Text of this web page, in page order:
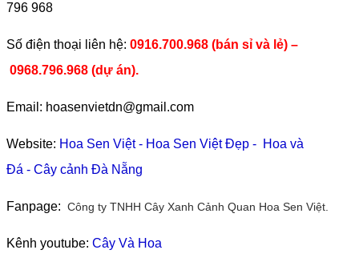
796 968
​Số điện thoại liên hệ: 0916.700.968 (bán sỉ và lẻ) –
0968.796.968 (dự án).
Email: hoasenvietdn@gmail.com
Website: Hoa Sen Việt- Hoa Sen Việt Đẹp - Hoa và
Đá - Cây cảnh Đà Nẵng
Fanpage: Công ty TNHH Cây Xanh Cảnh Quan Hoa Sen Việt.
Kênh youtube: Cây Và Hoa